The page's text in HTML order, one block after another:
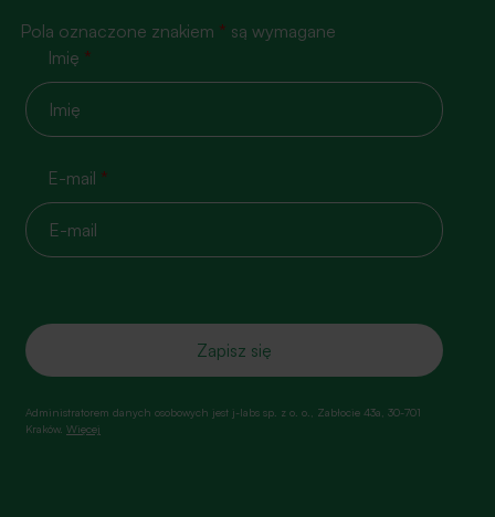
Pola oznaczone znakiem * są wymagane
Imię *
E-mail *
Administratorem danych osobowych jest j-labs sp. z o. o., Zabłocie 43a, 30-701
Kraków.Więcej